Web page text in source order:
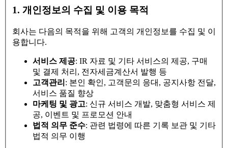
1. 개인정보의 수집 및 이용 목적
회사는 다음의 목적을 위해 고객의 개인정보를 수집 및 이
용합니다.
서비스 제공: IR 자료 및 기타 서비스의 제공, 구매
및 결제 처리, 전자세금계산서 발행 등
고객관리 : 본인 확인, 고객문의 응대, 공지사항 전달,
서비스 품질 향상
마케팅 및 광고: 신규 서비스 개발, 맞춤형 서비스 제
공, 이벤트 및 프로모션 안내
법적 의무 준수: 관련 법령에 따른 기록 보관 및 기타
법적 의무 이행